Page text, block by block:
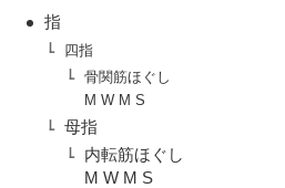
指
四指
骨関筋ほぐし
M W M S
母指
内転筋ほぐし
M W M S